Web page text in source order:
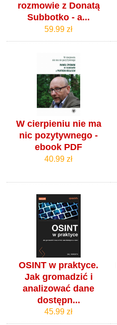
rozmowie z Donatą
Subbotko - a...
59.99 zł
W cierpieniu nie ma
nic pozytywnego -
ebook PDF
40.99 zł
OSINT w praktyce.
Jak gromadzić i
analizować dane
dostępn...
45.99 zł